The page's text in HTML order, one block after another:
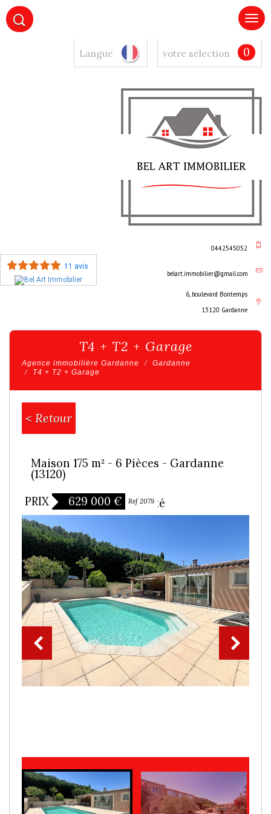
Langue votre sélection 0
0442545052
belart.immobilier@gmail.com
6, boulevard Bontemps
13120 Gardanne
11 avis
T4 + T2 + Garage
Agence immobilière Gardanne
Gardanne
T4 + T2 + Garage
< Retour
Maison 175 m² - 6 Pièces - Gardanne
(13120)
PRIX
629 000 € Ref 2079
Exclusivité